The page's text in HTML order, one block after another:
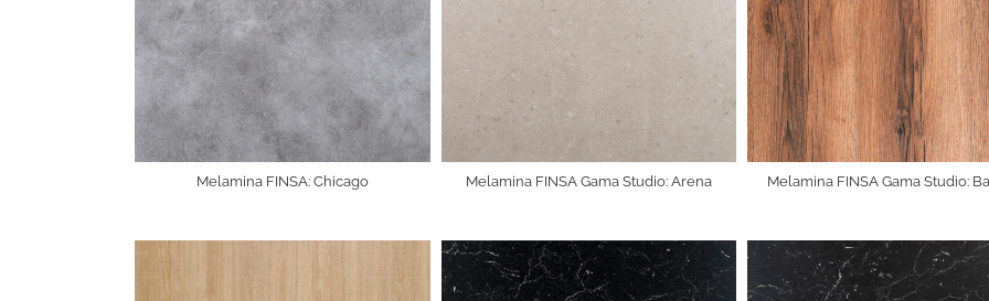
Melamina FINSA: Chicago Melamina FINSA Gama Studio: Arena Melamina FINSA Gama Studio: